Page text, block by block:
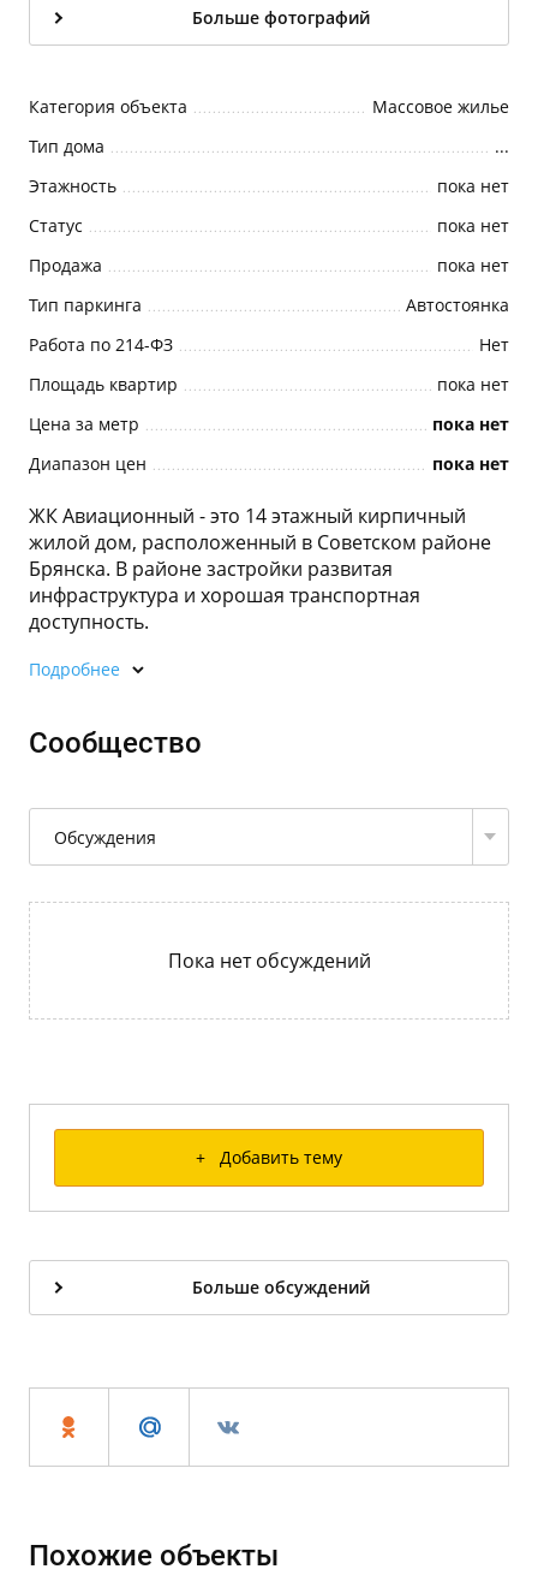
Больше фотографий
Категория объекта
Массовое жилье
Тип дома
...
Этажность
пока нет
Статус
пока нет
Продажа
пока нет
Тип паркинга
Автостоянка
Работа по 214-ФЗ
Нет
Площадь квартир
пока нет
Цена за метр
пока нет
Диапазон цен
пока нет
ЖК Авиационный - это 14 этажный кирпичный
жилой дом, расположенный в Советском районе
Брянска. В районе застройки развитая
инфраструктура и хорошая транспортная
доступность.
Подробнее
Сообщество
Обсуждения
Пока нет обсуждений
+ Добавить тему
Больше обсуждений
Похожие объекты